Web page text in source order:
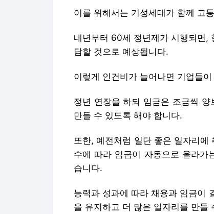
이를 위해서는 기성세대가 함께 고
내년부터 60세 정년제가 시행되면,
담할 것으로 예상됩니다.
이렇게 인건비가 늘어나면 기업들
정년 연장을 하되 임금은 조금씩
만들 수 있도록 해야 합니다.
또한, 예전처럼 일단 좋은 일자리
수에 따라 임금이 자동으로 올라가
습니다.
능력과 성과에 따라 채용과 임금이
을 유지하고 더 많은 일자리를 만들